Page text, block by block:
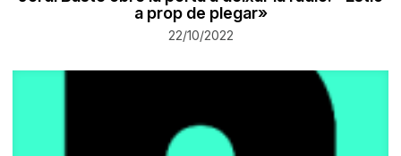
a prop de plegar»
22/10/2022